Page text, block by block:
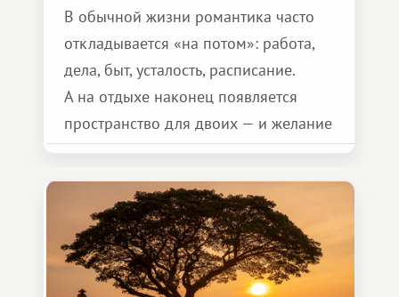
В обычной жизни романтика часто
откладывается «на потом»: работа,
дела, быт, усталость, расписание.
А на отдыхе наконец появляется
пространство для двоих — и желание
сделать для близкого человека что-то
особенное. Не обязательно
масштабное, но тёплое
и запоминающееся :)